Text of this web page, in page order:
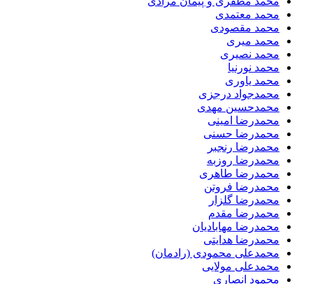
محمد معتمدی
محمد مقصودی
محمد میری
محمد نصیری
محمد نورنیا
محمد یاوری
محمدجواد درجزی
محمدحسین مهدی
محمدرضا امینی
محمدرضا حسنی
محمدرضا رنجبر
محمدرضا روزبه
محمدرضا طاهری
محمدرضا فروتن
محمدرضا گلزار
محمدرضا مقدم
محمدرضا مهابادیان
محمدرضا هدایتی
محمدعلی محمودی (رادمان)
محمدعلی مولایی
محمود انصاری